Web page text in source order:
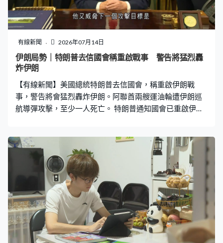
有線新聞 2026年07月14日
伊朗局勢｜特朗普去信國會稱重啟戰事 警告將猛烈轟
炸伊朗
【有線新聞】美國總統特朗普去信國會，稱重啟伊朗戰
事，警告將會猛烈轟炸伊朗。阿聯酋兩艘運油輪遭伊朗巡
航導彈攻擊，至少一人死亡。 特朗普通知國會已重啟伊朗
上無人艇攻擊阿巴斯港的軍事基地，又指恢復海上封鎖措
施。 特朗普接受電台訪問時認為停火諒解備忘錄沒有重大
意義，目的是考驗伊朗，他又威脅下一個攻擊目標是名為
「鎬山」的核設施，正密切監察設施活動。